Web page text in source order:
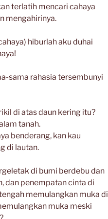
terlatih mencari cahaya
mengahirinya.
hiburlah aku duhai
sama rahasia tersembunyi
di atas daun kering itu?
tanah.
benderang, kan kau
di lautan.
di bumi berdebu dan
dan penempatan cinta di
memulangkan muka di
muka meski